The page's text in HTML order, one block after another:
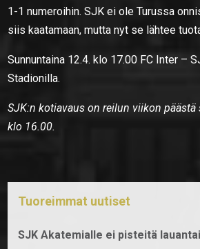
1-1 numeroihin. SJK ei ole Turussa
siis kaatamaan, mutta nyt se lähtee
Sunnuntaina 12.4. klo 17.00 FC Inter –
Stadionilla.
SJK:n kotiavaus on reilun viikon päästä
klo 16.00.
Tuoreimmat uutiset
SJK Akatemialle ei pisteitä